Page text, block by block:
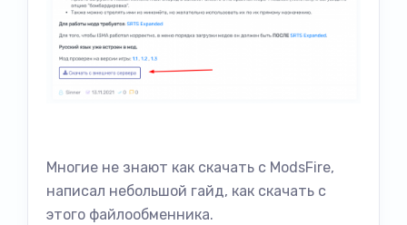
Многие не знают как скачать с ModsFire,
написал небольшой гайд, как скачать с
этого файлообменника.